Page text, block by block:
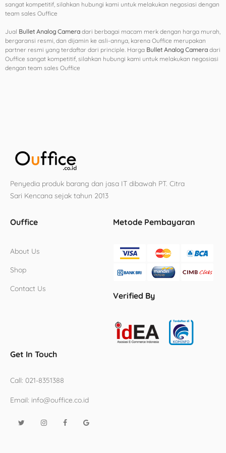
sangat kompetitif, silahkan hubungi kami untuk melakukan negosiasi dengan
team sales Ouffice
Jual Bullet Analog Camera dari berbagai macam merk dengan harga murah,
bergaransi resmi, dan dijamin ke asli-annya, karena Ouffice merupakan
partner resmi yang terdaftar dari principle. Harga Bullet Analog Camera dari
Ouffice sangat kompetitif, silahkan hubungi kami untuk melakukan negosiasi
dengan team sales Ouffice
Penyedia produk barang dan jasa IT dibawah PT. Citra
Sari Kencana sejak tahun 2013
Ouffice
About Us
Shop
Contact Us
Metode Pembayaran
Verified By
Get In Touch
Call: 021-8351388
Email: info@ouffice.co.id